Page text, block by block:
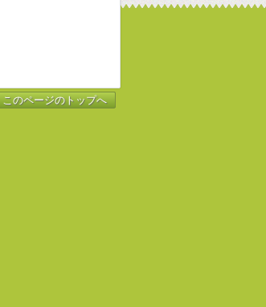
このページのトップへ